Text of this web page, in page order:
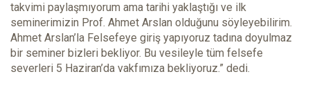
takvimi paylaşmıyorum ama tarihi yaklaştığı ve ilk
seminerimizin Prof. Ahmet Arslan olduğunu söyleyebilirim.
Ahmet Arslan’la Felsefeye giriş yapıyoruz tadına doyulmaz
bir seminer bizleri bekliyor. Bu vesileyle tüm felsefe
severleri 5 Haziran’da vakfımıza bekliyoruz.” dedi.